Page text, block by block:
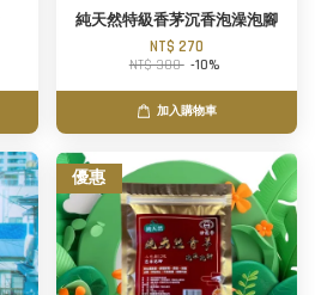
純天然特級香茅沉香泡澡泡腳
NT$ 270
NT$ 300 -10%
加入購物車
優惠